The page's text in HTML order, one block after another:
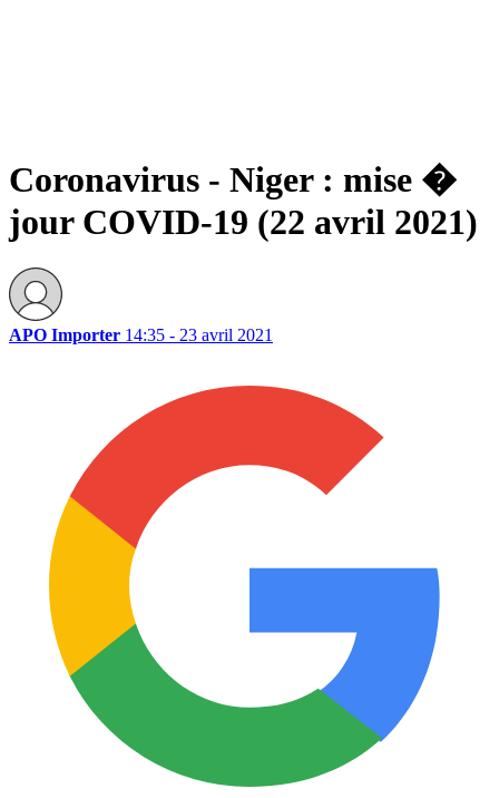
Coronavirus - Niger : mise �
jour COVID-19 (22 avril 2021)
APO Importer 14:35 - 23 avril 2021